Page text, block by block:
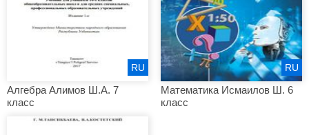
Алгебра Алимов Ш.А. 7
класс
RU
Математика Исмаилов Ш. 6
класс
RU